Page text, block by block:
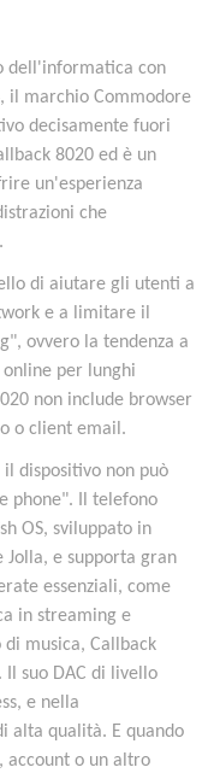
dell'informatica con
il marchio Commodore
decisamente fuori
8020 ed è un
un'esperienza
che
di aiutare gli utenti a
e a limitare il
ovvero la tendenza a
per lunghi
non include browser
o client email.
dispositivo non può
phone". Il telefono
OS, sviluppato in
Jolla, e supporta gran
essenziali, come
in streaming e
musica, Callback
suo DAC di livello
e nella
alta qualità. E quando
account o un altro